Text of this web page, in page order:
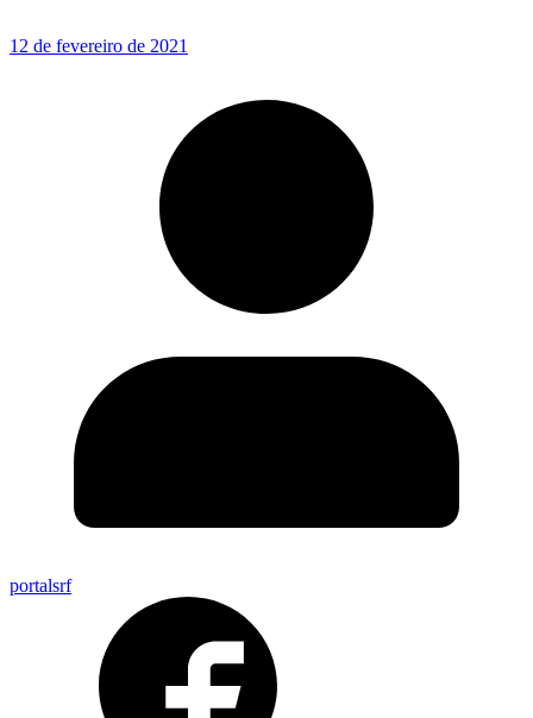
12 de fevereiro de 2021
portalsrf